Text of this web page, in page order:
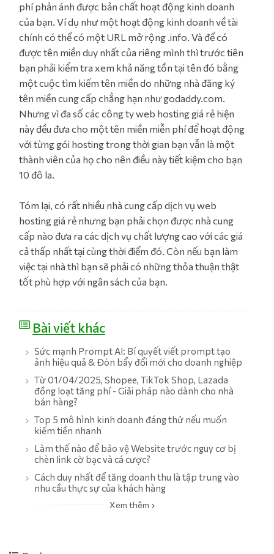
phí phản ánh được bản chất hoạt động kinh doanh
của bạn. Ví dụ như một hoạt động kinh doanh về tài
chính có thể có một URL mở rộng .info. Và để có
được tên miền duy nhất của riêng mình thì trước tiên
bạn phải kiểm tra xem khả năng tồn tại tên đó bằng
một cuộc tìm kiếm tên miền do những nhà đăng ký
tên miền cung cấp chẳng hạn như godaddy.com.
Nhưng vì đa số các công ty web hosting giá rẻ hiện
này đều đưa cho một tên miền miễn phí để hoạt động
với từng gói hosting trong thời gian bạn vẫn là một
thành viên của họ cho nên điều này tiết kiệm cho bạn
10 đô la.
Tóm lại, có rất nhiều nhà cung cấp dịch vụ web
hosting giá rẻ nhưng bạn phải chọn được nhà cung
cấp nào đưa ra các dịch vụ chất lượng cao với các giá
cả thấp nhất tại cùng thời điểm đó. Còn nếu bạn làm
việc tại nhà thì bạn sẽ phải có những thỏa thuận thật
tốt phù hợp với ngân sách của bạn.
Bài viết khác
Sức mạnh Prompt AI: Bí quyết viết prompt tạo
ảnh hiệu quả & Đòn bẩy đổi mới cho doanh nghiệp
Từ 01/04/2025, Shopee, TikTok Shop, Lazada
đồng loạt tăng phí - Giải pháp nào dành cho nhà
bán hàng?
Top 5 mô hình kinh doanh đáng thử nếu muốn
kiếm tiền nhanh
Làm thế nào để bảo vệ Website trước nguy cơ bị
chèn link cờ bạc và cá cược?
Cách duy nhất để tăng doanh thu là tập trung vào
nhu cầu thực sự của khách hàng
Xem thêm